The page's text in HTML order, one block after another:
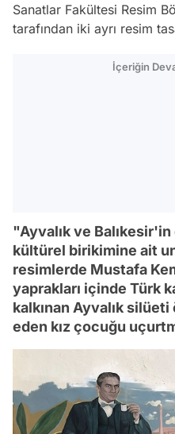
Sanatlar Fakültesi Resim
tarafından iki ayrı resim
İçeriğin
"Ayvalık ve
kültürel birikimine ait
resimlerde Mustafa
yaprakları içinde Türk
kalkınan Ayvalık
eden kız çocuğu